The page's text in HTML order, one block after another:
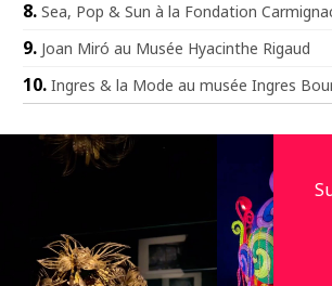
Sea, Pop & Sun à la Fondation
Joan Miró au Musée Hyacinthe Rigaud
Ingres & la Mode au musée Ingres